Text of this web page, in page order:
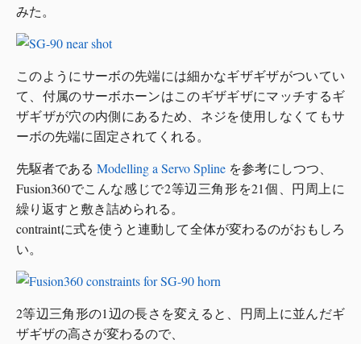
みた。
このようにサーボの先端には細かなギザギザがついてい
て、付属のサーボホーンはこのギザギザにマッチするギ
ザギザが穴の内側にあるため、ネジを使用しなくてもサ
ーボの先端に固定されてくれる。
先駆者である Modelling a Servo Spline を参考にしつつ、
Fusion360でこんな感じで2等辺三角形を21個、円周上に
繰り返すと敷き詰められる。
contraintに式を使うと連動して全体が変わるのがおもしろ
い。
2等辺三角形の1辺の長さを変えると、円周上に並んだギ
ザギザの高さが変わるので、